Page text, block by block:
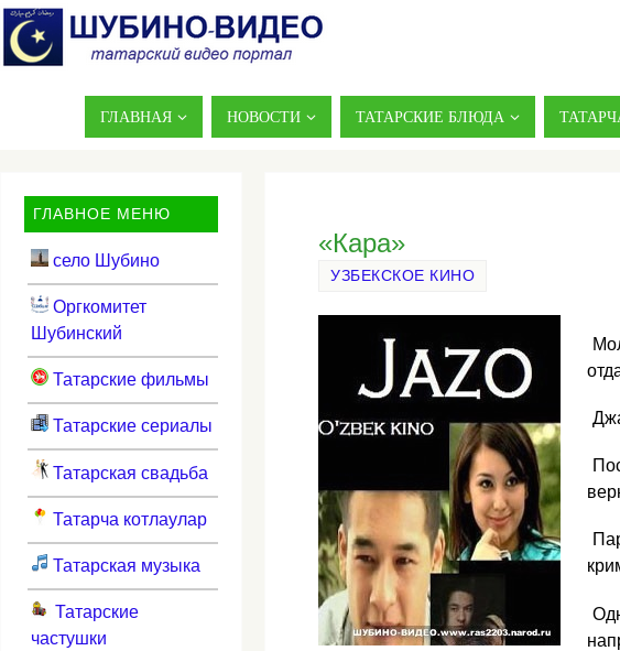
ГЛАВНАЯ НОВОСТИ ТАТАРСКИЕ БЛЮДА
«Кара»
УЗБЕКСКОЕ КИНО
ГЛАВНОЕ МЕНЮ
село Шубино
Оргкомитет
Шубинский
Татарские фильмы
Татарские сериалы
Татарская свадьба
Татарча котлаулар
Татарская музыка
Татарские
частушки